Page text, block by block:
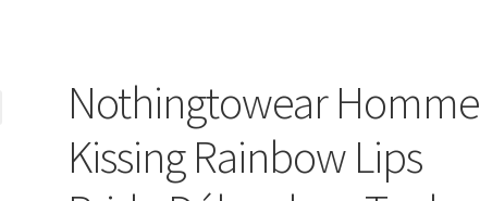
Nothingtowear Homme
Kissing Rainbow Lips